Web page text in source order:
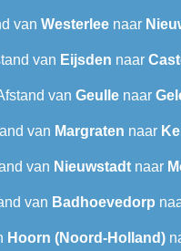
van Westerlee naar
van Eijsden naar
van Geullenaar
van Margraten naar
van Nieuwstadtnaar
van Badhoevedorp
Hoorn (Noord-Holland)